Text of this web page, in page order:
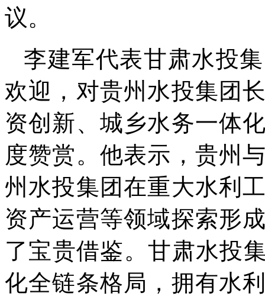
议。
李建军代表甘肃水投
欢迎，对贵州水投集团
资创新、城乡水务一体
度赞赏。他表示，贵州
州水投集团在重大水利
资产运营等领域探索形
了宝贵借鉴。甘肃水投
化全链条格局，拥有水